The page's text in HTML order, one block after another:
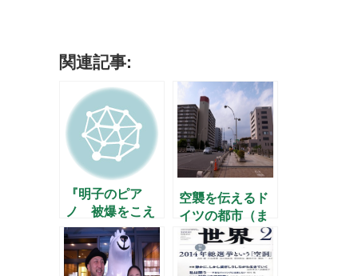
関連記事:
『明子のピア
ノ 被爆をこえ
て奏で継ぐ』
（岩波書店）の
ご案内
空襲を伝えるド
イツの都市（ま
ち） ──ドレス
デン・ベルリ
ン・ハンブルク